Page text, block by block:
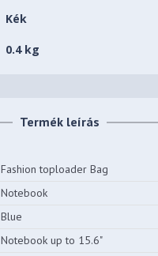
Kék
0.4 kg
Termék leírás
Fashion toploader Bag
Notebook
Blue
Notebook up to 15.6"